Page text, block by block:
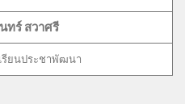
ทร์ สวาศรี
รียนประชาพัฒนา